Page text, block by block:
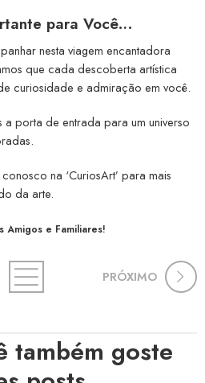
para Você…
nesta viagem encantadora
que cada descoberta artística
curiosidade e admiração em você.
a porta de entrada para um universo
na ‘CuriosArt’ para mais
da arte.
Amigos e Familiares!
PRÓXIMO
também goste